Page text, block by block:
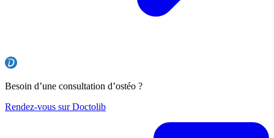
Besoin d’une consultation d’ostéo ?
Rendez-vous sur Doctolib